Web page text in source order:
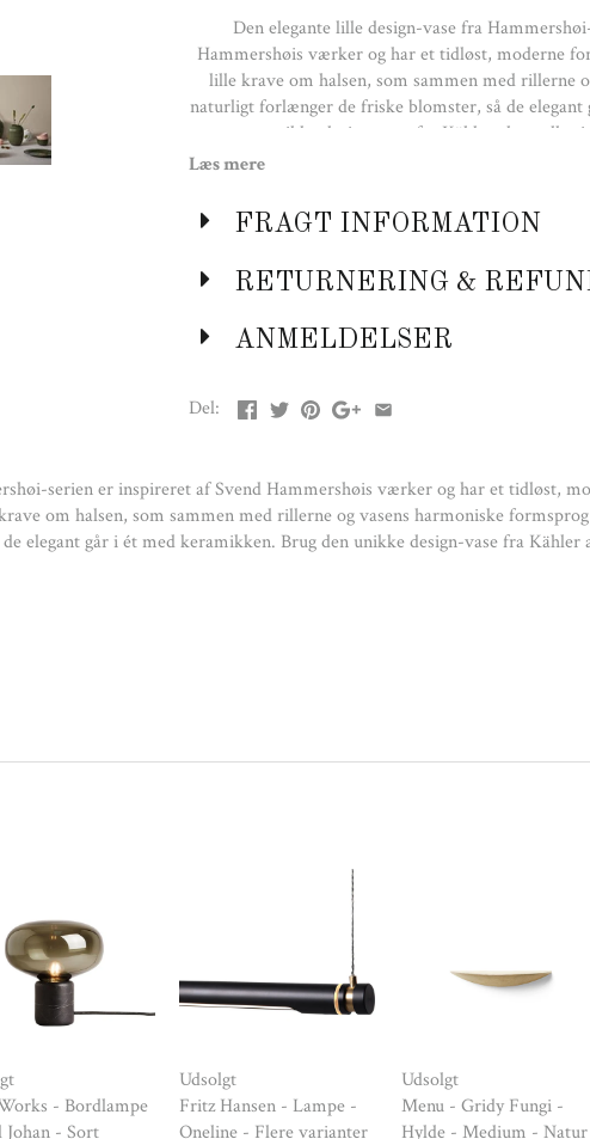
Den elegante lille design-vase fra
Hammershøis værker og har et tidløst, moderne
lille krave om halsen, som sammen med rillerne
naturligt forlænger de friske blomster, så de
unikke design-vase fra Kähler alene eller i
B:13,5 cm
Læs mere
FRAGT INFORMATION
RETURNERING &
ANMELDELSER
Del:
serien er inspireret af Svend Hammershøis værker og har et tidløst,
om halsen, som sammen med rillerne og vasens harmoniske formsprog
elegant går i ét med keramikken. Brug den unikke design-vase fra Kähler
- Bordlampe
- Sort
Udsolgt
Fritz Hansen - Lampe -
Oneline - Flere varianter
Udsolgt
Menu - Gridy Fungi -
Hylde - Medium - Natur